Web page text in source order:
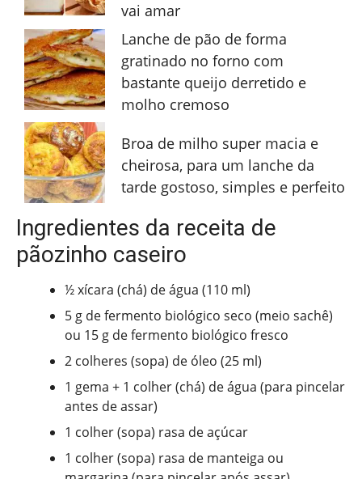
vai amar
Lanche de pão de forma
gratinado no forno com
bastante queijo derretido e
molho cremoso
Broa de milho super macia e
cheirosa, para um lanche da
tarde gostoso, simples e perfeito
Ingredientes da receita de
pãozinho caseiro
½ xícara (chá) de água (110 ml)
5 g de fermento biológico seco (meio sachê)
ou 15 g de fermento biológico fresco
2 colheres (sopa) de óleo (25 ml)
1 gema + 1 colher (chá) de água (para pincelar
antes de assar)
1 colher (sopa) rasa de açúcar
1 colher (sopa) rasa de manteiga ou